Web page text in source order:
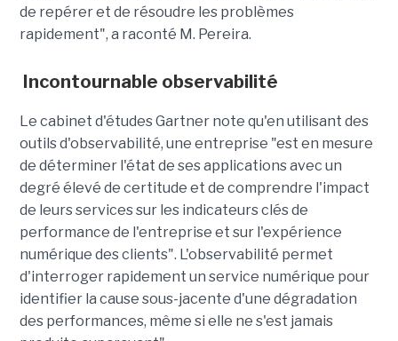
de repérer et de résoudre les problèmes
rapidement", a raconté M. Pereira.
Incontournable observabilité
Le cabinet d'études Gartner note qu'en utilisant des
outils d'observabilité, une entreprise "est en mesure
de déterminer l'état de ses applications avec un
degré élevé de certitude et de comprendre l'impact
de leurs services sur les indicateurs clés de
performance de l'entreprise et sur l'expérience
numérique des clients". L'observabilité permet
d'interroger rapidement un service numérique pour
identifier la cause sous-jacente d'une dégradation
des performances, même si elle ne s'est jamais